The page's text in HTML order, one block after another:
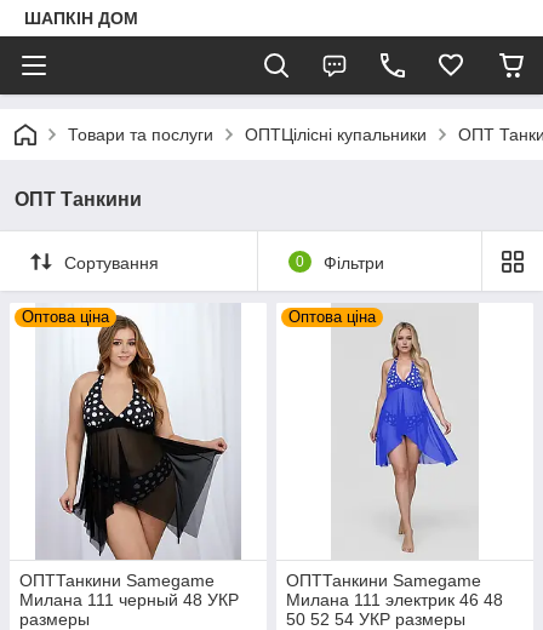
ШАПКIН ДОМ
Товари та послуги ОПТЦілісні купальники ОПТ
ОПТ Танкини
Сортування 0 Фільтри
Оптова ціна
ОПТТанкини Samegame
Милана 111 черный 48 УКР
размеры
Оптова ціна
ОПТТанкини Samegame
Милана 111 электрик 46 48
50 52 54 УКР размеры